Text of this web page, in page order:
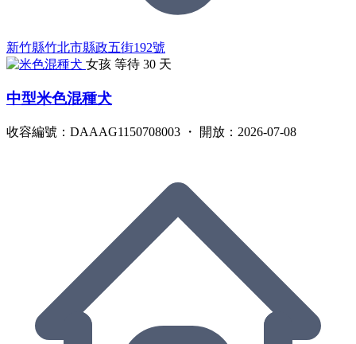
新竹縣竹北市縣政五街192號
女孩 等待 30 天
中型米色混種犬
收容編號：DAAAG1150708003 ・ 開放：2026-07-08